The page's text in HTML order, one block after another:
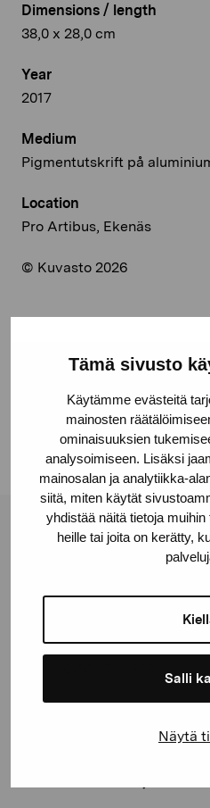
Tämä sivusto
Käytämme evästeitä
mainosten
ominaisuuksien
analysoimiseen. Lisäksi
mainosalan ja analytiikka-
siitä, miten käytät
yhdistää näitä tietoja
heille tai joita on kerätty,
Salli
Näytä
Dimensions / length
38,0 x 28,0 cm
Year
2017
Medium
Pigmentutskrift på
Location
Pro Artibus, Ekenäs
© Kuvasto 2026
Facebook
Linkedin
Pro Artibus
Gustav Wasas gata 11
proartibus@proartibus.fi